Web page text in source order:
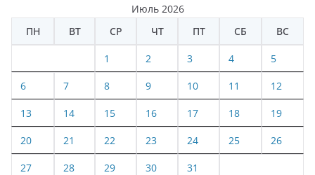
Июль 2026
ПН
ВТ СР ЧТ ПТ СБ ВС
1 2 3 4 5
6 7 8 9 10 11 12
13 14 15 16 17 18 19
20 21 22 23 24 25 26
27 28 29 30 31